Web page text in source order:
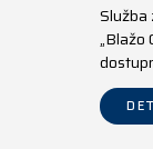
Služba
„Blažo
do 17.